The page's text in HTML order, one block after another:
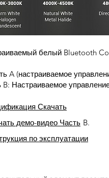
белый Bluetooth
A (настраиваемое
B: Настраиваемое
Скачать
демо-видео Часть B.
по эксплуатации